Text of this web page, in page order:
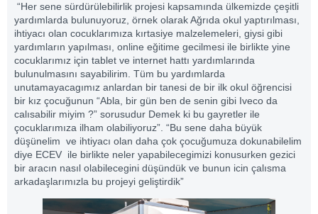
“Her sene sürdürülebilirlik projesi kapsamında ülkemizde çeşitli
yardımlarda bulunuyoruz, örnek olarak Ağrıda okul yaptırılması,
ihtiyacı olan cocuklarımıza kırtasiye malzelemeleri, giysi gibi
yardımların yapılması, online eğitime gecilmesi ile birlikte yine
cocuklarımız için tablet ve internet hattı yardımlarında
bulunulmasını sayabilirim. Tüm bu yardımlarda
unutamayacagımız anlardan bir tanesi de bir ilk okul öğrencisi
bir kız çocuğunun “Abla, bir gün ben de senin gibi Iveco da
calısabilir miyim ?” sorusudur Demek ki bu gayretler ile
çocuklarımıza ilham olabiliyoruz”. “Bu sene daha büyük
düşünelim ve ihtiyacı olan daha çok çocuğumuza dokunabilelim
diye ECEV ile birlikte neler yapabilecegimizi konusurken gezici
bir aracın nasıl olabilecegini düşündük ve bunun icin çalısma
arkadaşlarımızla bu projeyi geliştirdik”